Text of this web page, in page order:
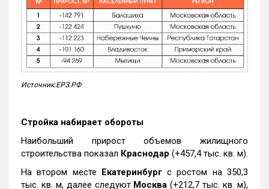
Источник:ЕРЗ.РФ
Стройка набирает обороты
Наибольший прирост объемов жилищного
строительства показал Краснодар (+457,4 тыс. кв. м).
На втором месте Екатеринбургс ростом на 350,3
тыс. кв. м, далее следуют Москва (+212,7 тыс. кв. м),